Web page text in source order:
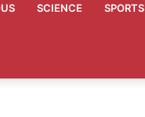
SCIENCE SPORTS